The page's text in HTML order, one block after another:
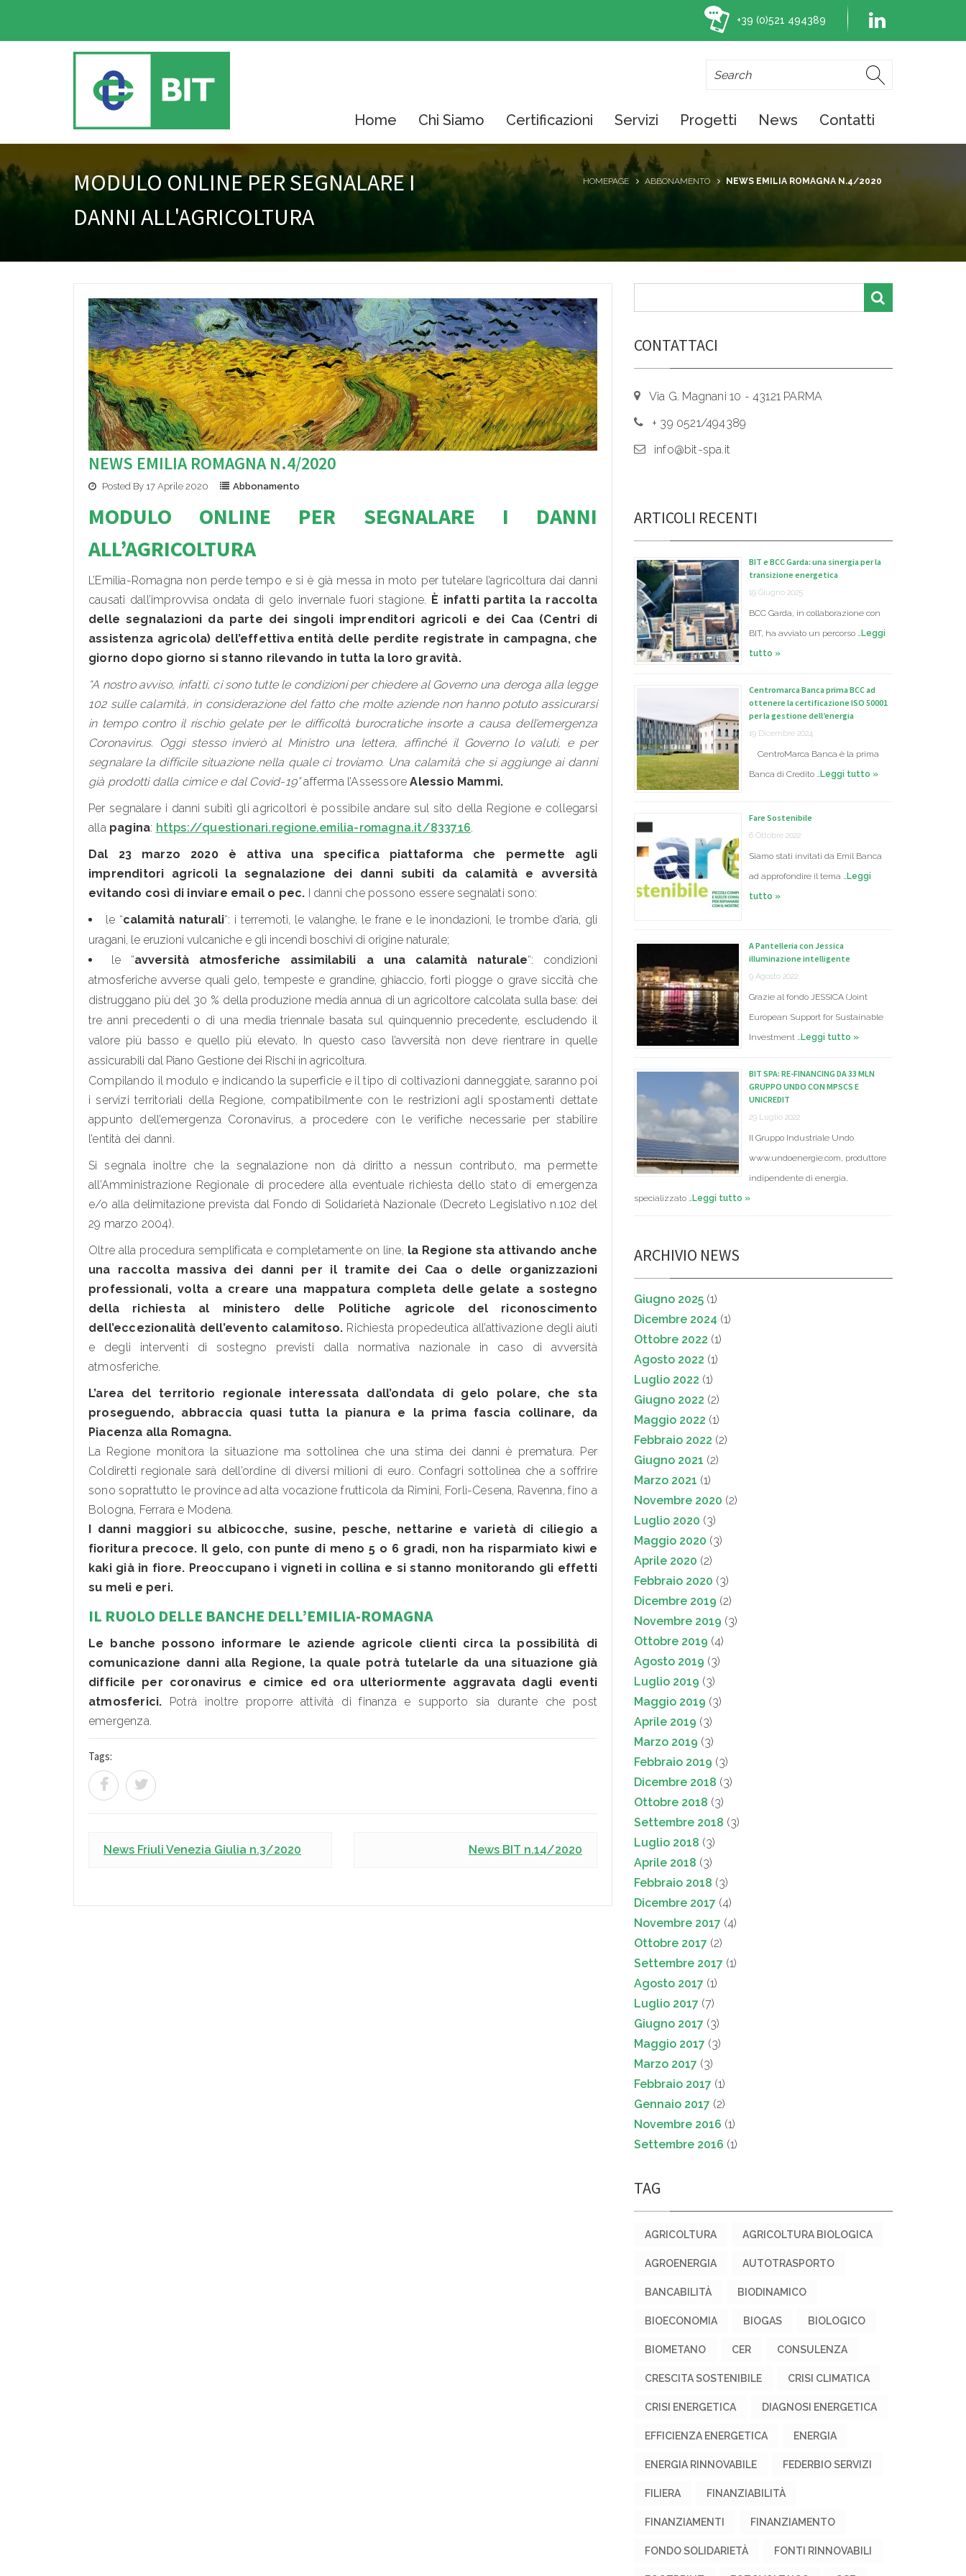
+39 (0)521 494389
Home Chi Siamo Certificazioni Servizi Progetti News Contatti
MODULO ONLINE PER SEGNALARE I
DANNI ALL'AGRICOLTURA
HOMEPAGE ABBONAMENTO NEWS EMILIA ROMAGNA N.4/2020
NEWS EMILIA ROMAGNA N.4/2020
Posted By 17 Aprile 2020 Abbonamento
MODULO ONLINE PER SEGNALARE I DANNI
ALL’AGRICOLTURA
L’Emilia-Romagna non perde tempo e si è già messa in moto per tutelare l’agricoltura dai danni
causati dall’improvvisa ondata di gelo invernale fuori stagione. È infatti partita la raccolta
delle segnalazioni da parte dei singoli imprenditori agricoli e dei Caa (Centri di
assistenza agricola) dell’effettiva entità delle perdite registrate in campagna, che
giorno dopo giorno si stanno rilevando in tutta la loro gravità.
“A nostro avviso, infatti, ci sono tutte le condizioni per chiedere al Governo una deroga alla legge
102 sulle calamità, in considerazione del fatto che molte aziende non hanno potuto assicurarsi
in tempo contro il rischio gelate per le difficoltà burocratiche insorte a causa dell’emergenza
Coronavirus. Oggi stesso invierò al Ministro una lettera, affinché il Governo lo valuti, e per
segnalare la difficile situazione nella quale ci troviamo. Una calamità che si aggiunge ai danni
già prodotti dalla cimice e dal Covid-19”afferma l’AssessoreAlessio Mammi.
Per segnalare i danni subiti gli agricoltori è possibile andare sul sito della Regione e collegarsi
alla pagina: https://questionari.regione.emilia-romagna.it/833716.
Dal 23 marzo 2020 è attiva una specifica piattaforma che permette agli
imprenditori agricoli la segnalazione dei danni subiti da calamità e avversità
evitando così di inviare email o pec. I danni che possono essere segnalati sono:
le “calamità naturali“: i terremoti, le valanghe, le frane e le inondazioni, le trombe d’aria, gli
uragani, le eruzioni vulcaniche e gli incendi boschivi di origine naturale;
le “avversità atmosferiche assimilabili a una calamità naturale“: condizioni
atmosferiche avverse quali gelo, tempeste e grandine, ghiaccio, forti piogge o grave siccità che
distruggano più del 30 % della produzione media annua di un agricoltore calcolata sulla base: dei
tre anni precedenti o di una media triennale basata sul quinquennio precedente, escludendo il
valore più basso e quello più elevato. In questo caso l’avversità non deve rientrare in quelle
assicurabili dal Piano Gestione dei Rischi in agricoltura.
Compilando il modulo e indicando la superficie e il tipo di coltivazioni danneggiate, saranno poi
i servizi territoriali della Regione, compatibilmente con le restrizioni agli spostamenti dettate
appunto dell’emergenza Coronavirus, a procedere con le verifiche necessarie per stabilire
l’entità dei danni.
Si segnala inoltre che la segnalazione non dà diritto a nessun contributo, ma permette
all’Amministrazione Regionale di procedere alla eventuale richiesta dello stato di emergenza
e/o alla delimitazione prevista dal Fondo di Solidarietà Nazionale (Decreto Legislativo n.102 del
29 marzo 2004).
Oltre alla procedura semplificata e completamente on line, la Regione sta attivando anche
una raccolta massiva dei danni per il tramite dei Caa o delle organizzazioni
professionali, volta a creare una mappatura completa delle gelate a sostegno
della richiesta al ministero delle Politiche agricole del riconoscimento
dell’eccezionalità dell’evento calamitoso. Richiesta propedeutica all’attivazione degli aiuti
e degli interventi di sostegno previsti dalla normativa nazionale in caso di avversità
atmosferiche.
L’area del territorio regionale interessata dall’ondata di gelo polare, che sta
proseguendo, abbraccia quasi tutta la pianura e la prima fascia collinare, da
Piacenza alla Romagna.
La Regione monitora la situazione ma sottolinea che una stima dei danni è prematura. Per
Coldiretti regionale sarà dell’ordine di diversi milioni di euro. Confagri sottolinea che a soffrire
sono soprattutto le province ad alta vocazione frutticola da Rimini, Forlì-Cesena, Ravenna, fino a
Bologna, Ferrara e Modena.
I danni maggiori su albicocche, susine, pesche, nettarine e varietà di ciliegio a
fioritura precoce. Il gelo, con punte di meno 5 o 6 gradi, non ha risparmiato kiwi e
kaki già in fiore. Preoccupano i vigneti in collina e si stanno monitorando gli effetti
su meli e peri.
IL RUOLO DELLE BANCHE DELL’EMILIA-ROMAGNA
Le banche possono informare le aziende agricole clienti circa la possibilità di
comunicazione danni alla Regione, la quale potrà tutelarle da una situazione già
difficile per coronavirus e cimice ed ora ulteriormente aggravata dagli eventi
atmosferici. Potrà inoltre proporre attività di finanza e supporto sia durante che post
emergenza.
Tags:
News Friuli Venezia Giulia n.3/2020 News BIT n.14/2020
CONTATTACI
Via G. Magnani 10 - 43121 PARMA
+ 39 0521/494389
info@bit-spa.it
ARTICOLI RECENTI
BIT e BCC Garda: una sinergia per la
transizione energetica
19 Giugno 2025
BCC Garda, in collaborazione con
BIT, ha avviato un percorso …Leggi
tutto »
Centromarca Banca prima BCC ad
ottenere la certificazione ISO 50001
per la gestione dell’energia
19 Dicembre 2024
CentroMarca Banca è la prima
Banca di Credito …Leggi tutto »
Fare Sostenibile
6 Ottobre 2022
Siamo stati invitati da Emil Banca
ad approfondire il tema …Leggi
tutto »
A Pantelleria con Jessica
illuminazione intelligente
9 Agosto 2022
Grazie al fondo JESSICA (Joint
European Support for Sustainable
Investment …Leggi tutto »
BIT SPA: RE-FINANCING DA 33 MLN
GRUPPO UNDO CON MPSCS E
UNICREDIT
29 Luglio 2022
Il Gruppo Industriale Undo
www.undoenergie.com, produttore
indipendente di energia,
specializzato …Leggi tutto »
ARCHIVIO NEWS
Giugno 2025 (1)
Dicembre 2024 (1)
Ottobre 2022 (1)
Agosto 2022 (1)
Luglio 2022 (1)
Giugno 2022 (2)
Maggio 2022 (1)
Febbraio 2022 (2)
Giugno 2021 (2)
Marzo 2021 (1)
Novembre 2020 (2)
Luglio 2020 (3)
Maggio 2020 (3)
Aprile 2020 (2)
Febbraio 2020 (3)
Dicembre 2019 (2)
Novembre 2019 (3)
Ottobre 2019 (4)
Agosto 2019 (3)
Luglio 2019 (3)
Maggio 2019 (3)
Aprile 2019 (3)
Marzo 2019 (3)
Febbraio 2019 (3)
Dicembre 2018 (3)
Ottobre 2018 (3)
Settembre 2018 (3)
Luglio 2018 (3)
Aprile 2018 (3)
Febbraio 2018 (3)
Dicembre 2017 (4)
Novembre 2017 (4)
Ottobre 2017 (2)
Settembre 2017 (1)
Agosto 2017 (1)
Luglio 2017 (7)
Giugno 2017 (3)
Maggio 2017 (3)
Marzo 2017 (3)
Febbraio 2017 (1)
Gennaio 2017 (2)
Novembre 2016 (1)
Settembre 2016 (1)
TAG
AGRICOLTURA AGRICOLTURA BIOLOGICA
AGROENERGIA AUTOTRASPORTO
BANCABILITÀ BIODINAMICO
BIOECONOMIA BIOGAS BIOLOGICO
BIOMETANO CER CONSULENZA
CRESCITA SOSTENIBILE CRISI CLIMATICA
CRISI ENERGETICA DIAGNOSI ENERGETICA
EFFICIENZA ENERGETICA ENERGIA
ENERGIA RINNOVABILE FEDERBIO SERVIZI
FILIERA FINANZIABILITÀ
FINANZIAMENTI FINANZIAMENTO
FONDO SOLIDARIETÀ FONTI RINNOVABILI